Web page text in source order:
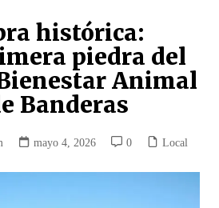
histórica:
piedra del
Animal
Banderas
mayo 4, 2026 0 Local